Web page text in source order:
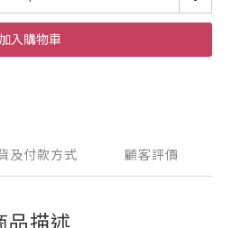
加入購物車
及付款方式 顧客評價
品描述